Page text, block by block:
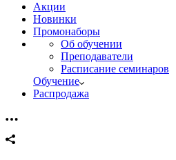
Акции
Новинки
Промонаборы
Об обучении
Преподаватели
Расписание семинаров
Обучение
Распродажа